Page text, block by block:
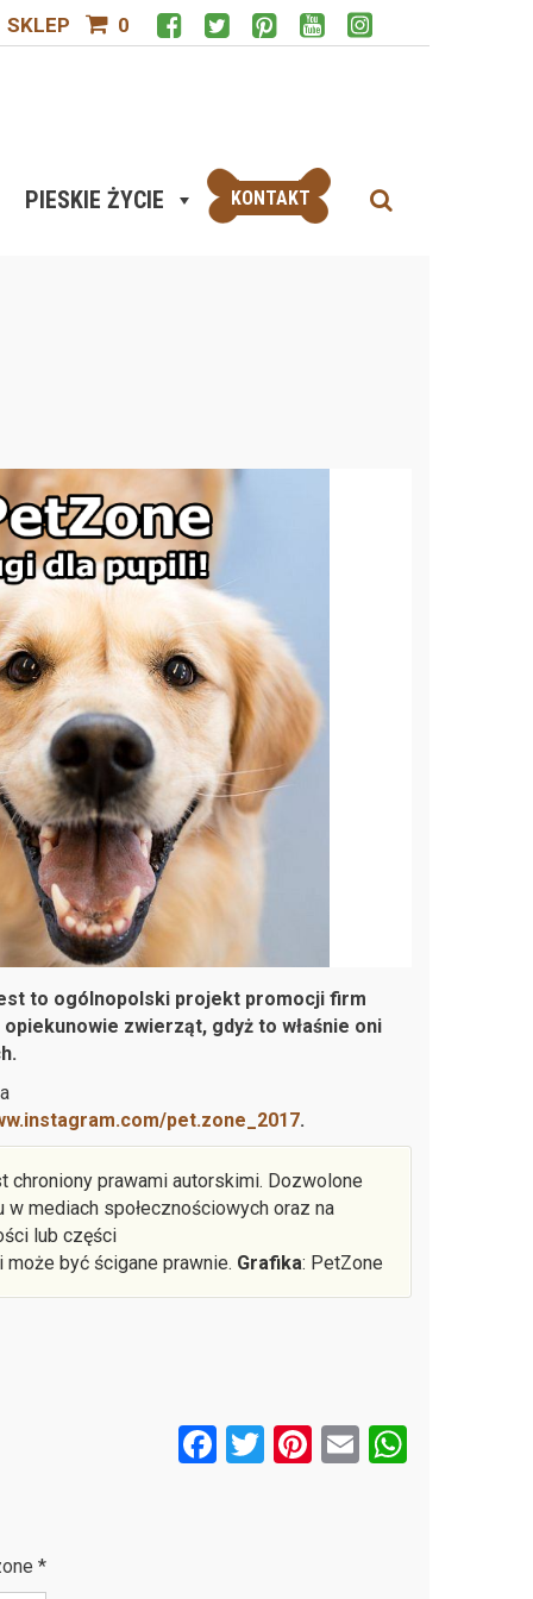
SKLEP 0
PIESKIE ŻYCIE KONTAKT
to ogólnopolski projekt promocji firm
zwierząt, gdyż to właśnie oni
pet.zone_2017.
chroniony prawami autorskimi. Dozwolone
mediach społecznościowych oraz na
lub części
być ścigane prawnie. Grafika: PetZone
F T Pi E
*